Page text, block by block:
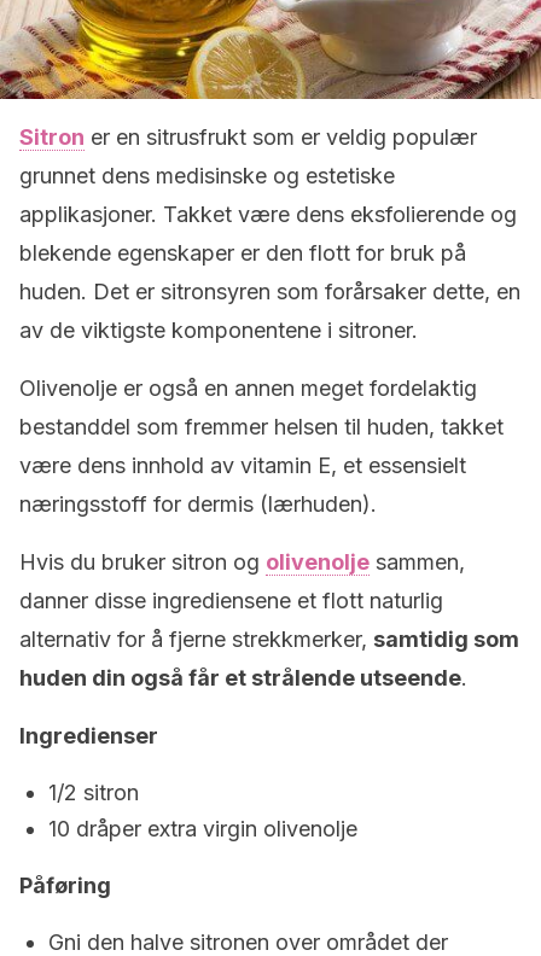
Sitron er en sitrusfrukt som er veldig populær
grunnet dens medisinske og estetiske
applikasjoner. Takket være dens eksfolierende og
blekende egenskaper er den flott for bruk på
huden. Det er sitronsyren som forårsaker dette, en
av de viktigste komponentene i sitroner.
Olivenolje er også en annen meget fordelaktig
bestanddel som fremmer helsen til huden, takket
være dens innhold av vitamin E, et essensielt
næringsstoff for dermis (lærhuden).
Hvis du bruker sitron og olivenolje sammen,
danner disse ingrediensene et flott naturlig
alternativ for å fjerne strekkmerker, samtidig som
huden din også får et strålende utseende.
Ingredienser
1/2 sitron
10 dråper extra virgin olivenolje
Påføring
Gni den halve sitronen over området der